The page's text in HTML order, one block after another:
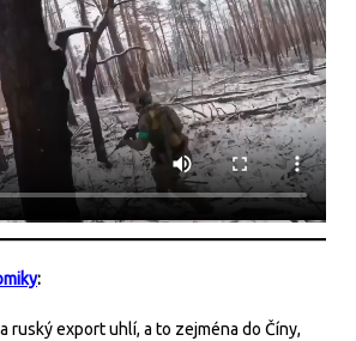
:
ruský export uhlí, a to zejména do Číny,